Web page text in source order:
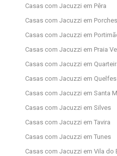
Casas com Jacuzzi em Pêra
Casas com Jacuzzi em Porches
Casas com Jacuzzi em
Casas com Jacuzzi em Praia
Casas com Jacuzzi em
Casas com Jacuzzi em Quelfes
Casas com Jacuzzi em Santa
Casas com Jacuzzi em Silves
Casas com Jacuzzi em Tavira
Casas com Jacuzzi em Tunes
Casas com Jacuzzi em Vila do